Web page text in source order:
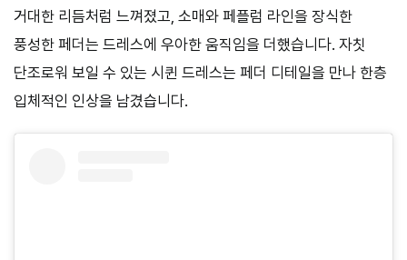
거대한 리듬처럼 느껴졌고, 소매와 페플럼 라인을 장식한
풍성한 페더는 드레스에 우아한 움직임을 더했습니다. 자칫
단조로워 보일 수 있는 시퀸 드레스는 페더 디테일을 만나 한층
입체적인 인상을 남겼습니다.